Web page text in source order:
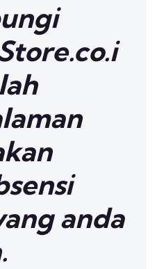
anda